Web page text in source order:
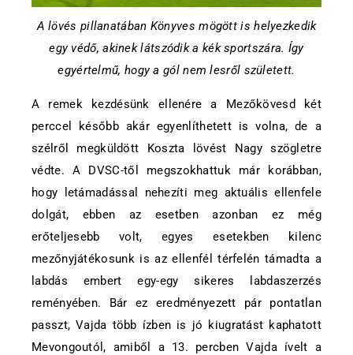
A lövés pillanatában Könyves mögött is helyezkedik
egy védő, akinek látszódik a kék sportszára. Így
egyértelmű, hogy a gól nem lesről született.
A remek kezdésünk ellenére a Mezőkövesd két
perccel később akár egyenlíthetett is volna, de a
szélről megküldött Koszta lövést Nagy szögletre
védte. A DVSC-től megszokhattuk már korábban,
hogy letámadással nehezíti meg aktuális ellenfele
dolgát, ebben az esetben azonban ez még
erőteljesebb volt, egyes esetekben kilenc
mezőnyjátékosunk is az ellenfél térfelén támadta a
labdás embert egy-egy sikeres labdaszerzés
reményében. Bár ez eredményezett pár pontatlan
passzt, Vajda több ízben is jó kiugratást kaphatott
Mevongoutól, amiből a 13. percben Vajda ívelt a